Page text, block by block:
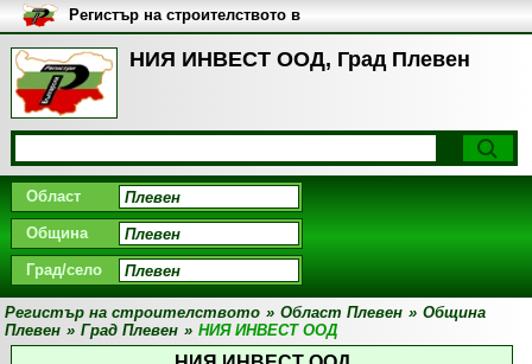
НИЯ ИНВЕСТ ООД, Град Плевен
Регистър на строителството в
България
Област
Община
Град/село
Регистър на строителството » Област Плевен » Община
Плевен » Град Плевен » НИЯ ИНВЕСТ ООД